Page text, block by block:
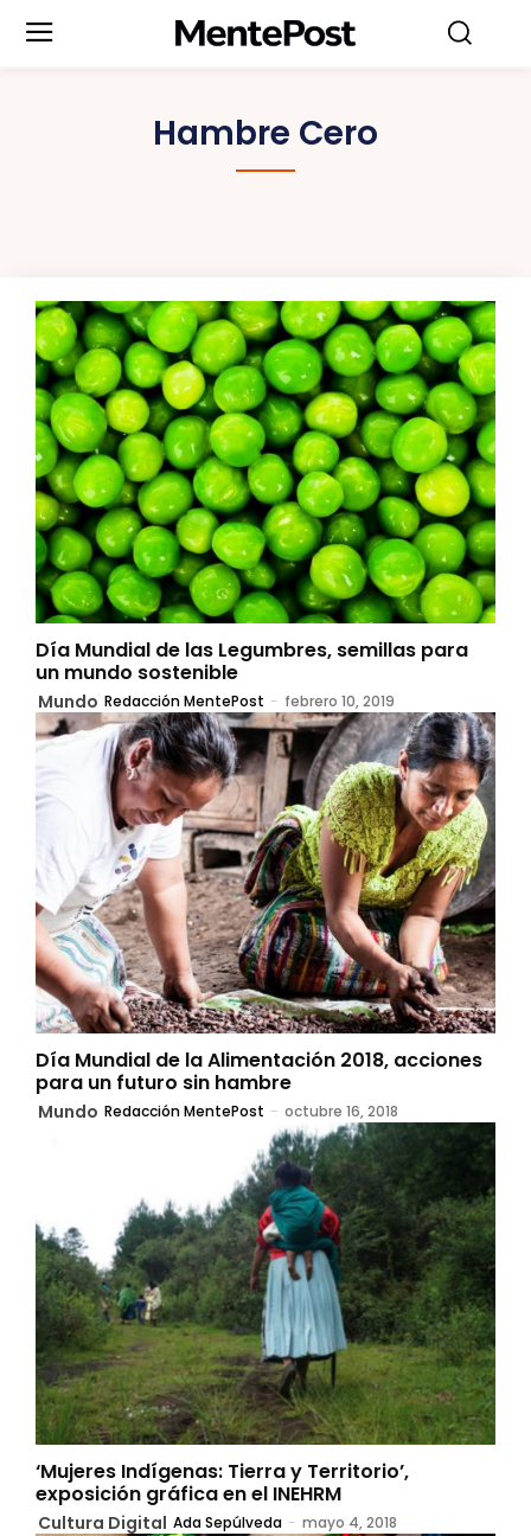
Hambre Cero
Día Mundial de las Legumbres, semillas para
un mundo sostenible
Mundo Redacción MentePost - febrero 10, 2019
Día Mundial de la Alimentación 2018, acciones
para un futuro sin hambre
Mundo Redacción MentePost - octubre 16, 2018
‘Mujeres Indígenas: Tierra y Territorio’,
exposición gráfica en el INEHRM
Cultura Digital Ada Sepúlveda - mayo 4, 2018